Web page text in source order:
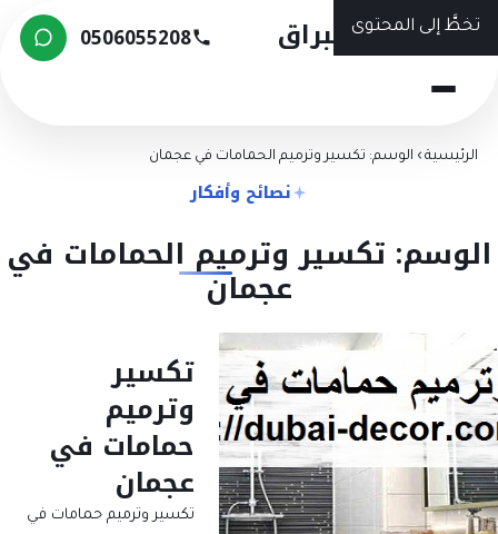
تخطَّ إلى المحتوى
شركة البراق 0506055208
الرئيسية › الوسم: تكسير وترميم الحمامات في عجمان
نصائح وأفكار
الوسم: تكسير وترميم الحمامات في
عجمان
تكسير
وترميم
حمامات في
عجمان
تكسير وترميم حمامات في